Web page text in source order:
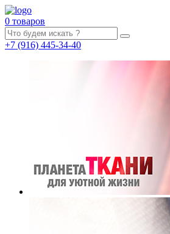
0 товаров
+7 (916) 445-34-40